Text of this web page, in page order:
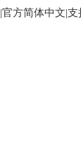
方简体中文|